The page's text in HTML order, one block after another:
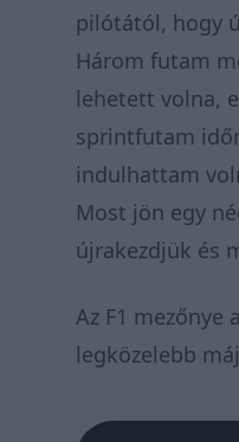
pilótától, hogy
Három futam
lehetett volna,
sprintfutam
indulhattam
Most jön egy
újrakezdjük és
Az F1
legközelebb